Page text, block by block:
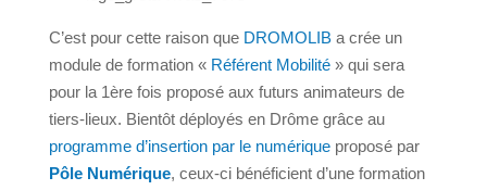
C’est pour cette raison que DROMOLIBa crée un
module de formation « Référent Mobilité» qui sera
pour la 1ère fois proposé aux futurs animateurs de
tiers-lieux. Bientôt déployés en Drôme grâce au
programme d’insertion par le numériqueproposé par
Pôle Numérique, ceux-ci bénéficient d’une formation